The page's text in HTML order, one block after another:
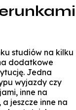
studiów na kilku
dodatkowe
Jedna
wyjazdy czy
inne na
jeszcze inne na